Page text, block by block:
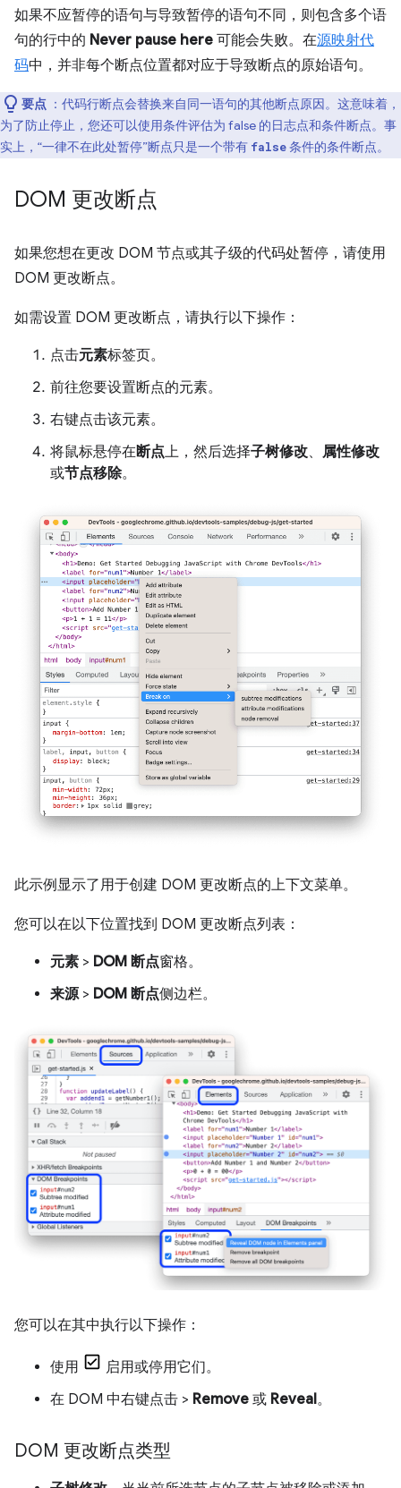
如果不应暂停的语句与导致暂停的语句不同，则包含多个语
句的行中的 Never pause here 可能会失败。在源映射代
码中，并非每个断点位置都对应于导致断点的原始语句。
要点 ：代码行断点会替换来自同一语句的其他断点原因。这意味着，
为了防止停止，您还可以使用条件评估为 false 的日志点和条件断点。事
实上，“一律不在此处暂停”断点只是一个带有 false条件的条件断点。
DOM 更改断点
如果您想在更改 DOM 节点或其子级的代码处暂停，请使用
DOM 更改断点。
如需设置 DOM 更改断点，请执行以下操作：
点击元素标签页。
前往您要设置断点的元素。
右键点击该元素。
将鼠标悬停在断点上，然后选择子树修改、 属性修改
或节点移除。
此示例显示了用于创建 DOM 更改断点的上下文菜单。
您可以在以下位置找到 DOM 更改断点列表：
元素 > DOM 断点窗格。
来源> DOM 断点侧边栏。
您可以在其中执行以下操作：
使用
启用或停用它们。
在 DOM 中右键点击 > Remove 或 Reveal。
DOM 更改断点类型